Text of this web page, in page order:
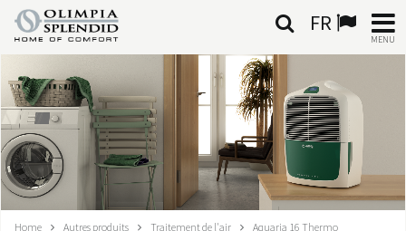
FR
MENU
FRANÇAIS
HOME
CLIMATISATION
CHAUFFAGE
Home Autres produits Traitement de l'air Aquaria 16 Thermo